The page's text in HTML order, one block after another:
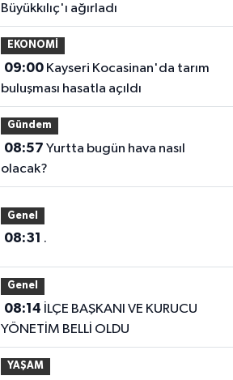
Büyükkılıç'ı ağırladı
EKONOMİ
09:00Kayseri Kocasinan'da tarım
buluşması hasatla açıldı
Gündem
08:57
olacak?
Genel
08:31 .
Genel
08:14
YÖNETİM BELLİ OLDU
YAŞAM